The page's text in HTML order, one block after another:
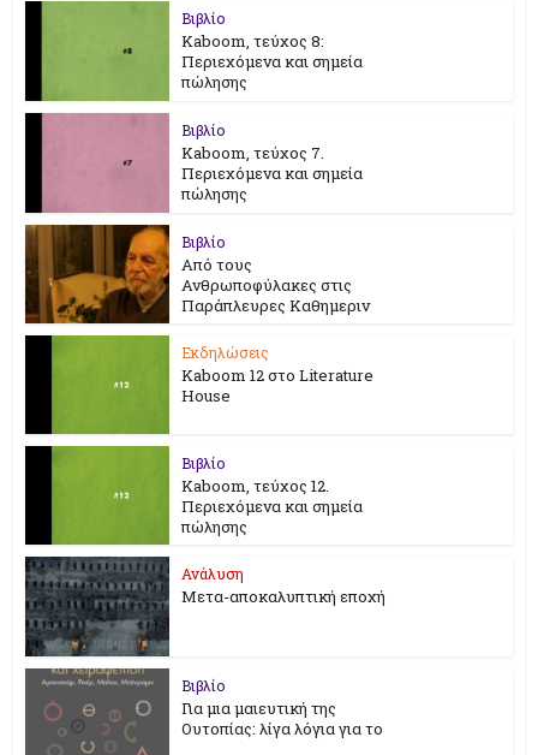
Βιβλίο
Kaboom, τεύχος 8:
Περιεχόμενα και σημεία
πώλησης
Βιβλίο
Kaboom, τεύχος 7.
Περιεχόμενα και σημεία
πώλησης
Βιβλίο
Από τους
Ανθρωποφύλακες στις
Παράπλευρες Καθημεριν
Εκδηλώσεις
Kaboom 12 στο Literature
House
Βιβλίο
Kaboom, τεύχος 12.
Περιεχόμενα και σημεία
πώλησης
Ανάλυση
Μετα-αποκαλυπτική εποχή
Βιβλίο
Για μια μαιευτική της
Ουτοπίας: λίγα λόγια για το